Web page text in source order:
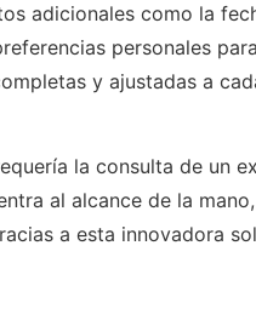
adicionales como la
personales
y ajustadas a
la consulta de un
al alcance de la mano,
a esta innovadora